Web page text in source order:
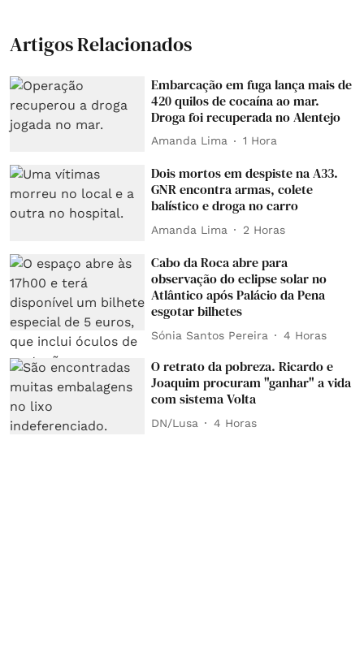
Artigos Relacionados
Embarcação em fuga lança mais de
420 quilos de cocaína ao mar.
Droga foi recuperada no Alentejo
Amanda Lima 1 Hora
Dois mortos em despiste na A33.
GNR encontra armas, colete
balístico e droga no carro
Amanda Lima 2 Horas
Cabo da Roca abre para
observação do eclipse solar no
Atlântico após Palácio da Pena
esgotar bilhetes
Sónia Santos Pereira 4 Horas
O retrato da pobreza. Ricardo e
Joaquim procuram "ganhar" a vida
com sistema Volta
DN/Lusa 4 Horas